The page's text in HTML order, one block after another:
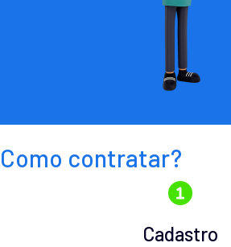
Como contratar?
Cadastro